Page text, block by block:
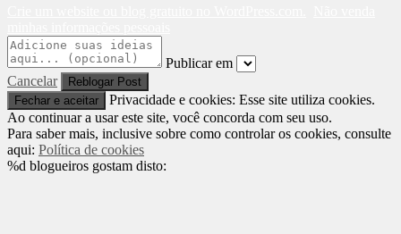
Publicar em
Cancelar
Privacidade e cookies: Esse site utiliza cookies.
Ao continuar a usar este site, você concorda com seu uso.
Para saber mais, inclusive sobre como controlar os cookies, consulte
aqui: Política de cookies
%d blogueiros gostam disto: